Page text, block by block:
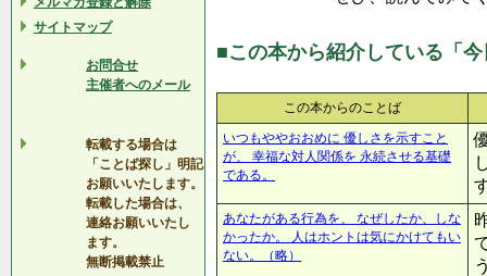
サイトマップ
お問合せ
主催者へのメール
転載する場合は
「ことば探し」明記
お願いいたします。
転載した場合は、
連絡お願いいたし
ます。
無断掲載禁止
■この本から紹介している「
この本からのことば
いつもややおおめに 優しさを示すこと
が、 幸福な対人関係を 永続させる基礎
である。
あなたがある行為を、 なぜしたか、しな
かったか。 人はホントは気にかけてもい
ない。（略）